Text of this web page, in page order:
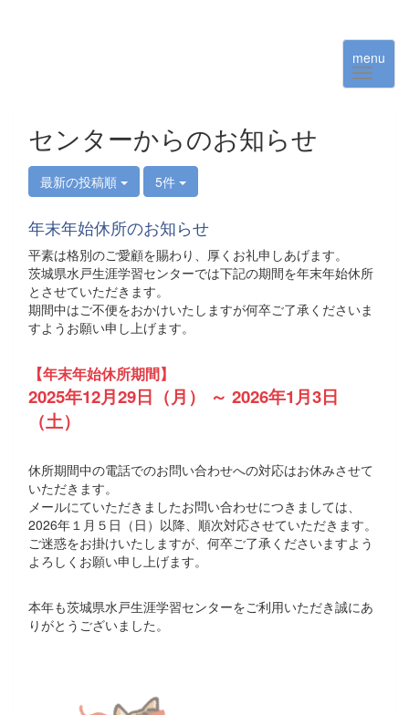
menu
センターからのお知らせ
最新の投稿順 5件
年末年始休所のお知らせ
平素は格別のご愛顧を賜わり、厚くお礼申しあげます。
茨城県水戸生涯学習センターでは下記の期間を年末年始休所
とさせていただきます。
期間中はご不便をおかけいたしますが何卒ご了承くださいま
すようお願い申し上げます。
【年末年始休所期間】
2025年12月29日（月） ～ 2026年1月3日
（土）
休所期間中の電話でのお問い合わせへの対応はお休みさせて
いただきます。
メールにていただきましたお問い合わせにつきましては、
2026年１月５日（日）以降、順次対応させていただきます。
ご迷惑をお掛けいたしますが、何卒ご了承くださいますよう
よろしくお願い申し上げます。
本年も茨城県水戸生涯学習センターをご利用いただき誠にあ
りがとうございました。